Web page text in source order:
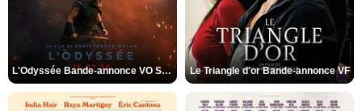
L'Odyssée Bande-annonce VO STFR Le Triangle d'or Bande-annonce VF